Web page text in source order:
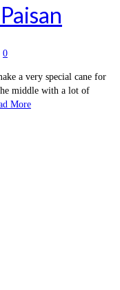
0
a very special cane for
middle with a lot of
More